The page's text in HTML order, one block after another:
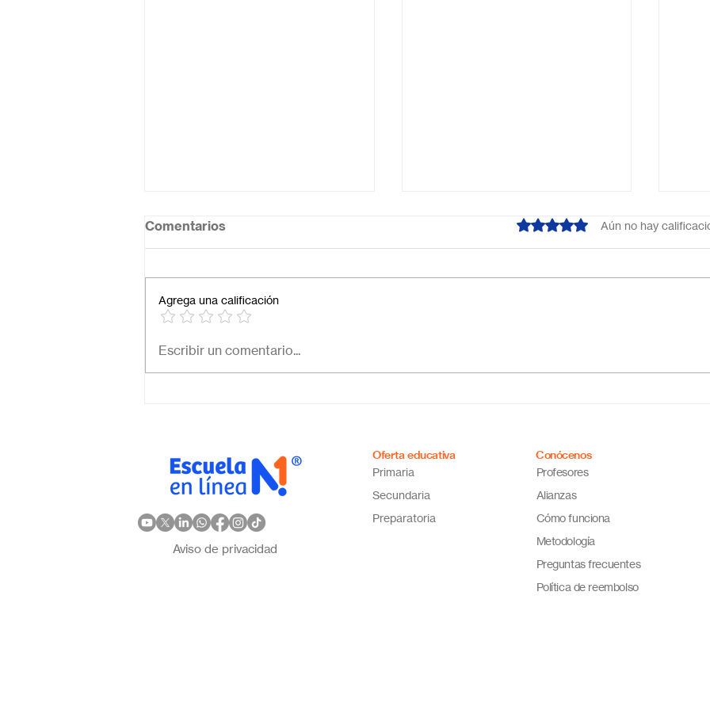
Necesito una secundaria
Comentarios Obtuvo 0 de 5 estrellas.
Aún no hay
Agrega una calificación
Escribir un comentario...
Aviso de privacidad
Oferta educativa
Primaria
Secundaria
Preparatoria
Conócenos
Profesores
Alianzas
Cómo funciona
Metodología
Preguntas frecuentes
Política de reembolso